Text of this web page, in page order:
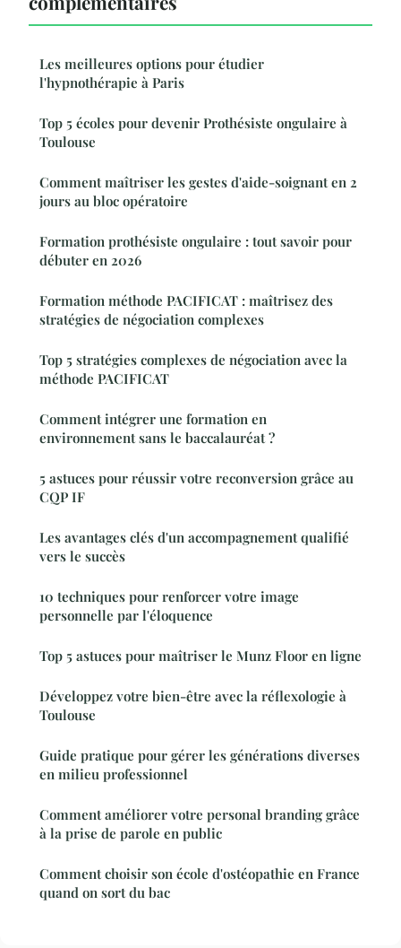
Les meilleures options pour étudier
l'hypnothérapie à Paris
Top 5 écoles pour devenir Prothésiste ongulaire à
Toulouse
Comment maîtriser les gestes d'aide-soignant en 2
jours au bloc opératoire
Formation prothésiste ongulaire : tout savoir pour
débuter en 2026
Formation méthode PACIFICAT : maîtrisez des
stratégies de négociation complexes
Top 5 stratégies complexes de négociation avec la
méthode PACIFICAT
Comment intégrer une formation en
environnement sans le baccalauréat ?
5 astuces pour réussir votre reconversion grâce au
CQP IF
Les avantages clés d'un accompagnement qualifié
vers le succès
10 techniques pour renforcer votre image
personnelle par l'éloquence
Top 5 astuces pour maîtriser le Munz Floor en ligne
Développez votre bien-être avec la réflexologie à
Toulouse
Guide pratique pour gérer les générations diverses
en milieu professionnel
Comment améliorer votre personal branding grâce
à la prise de parole en public
Comment choisir son école d'ostéopathie en France
quand on sort du bac